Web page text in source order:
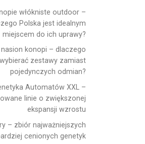
włókniste outdoor –
Polska jest idealnym
miejscem do ich uprawy?
nasion konopi – dlaczego
zestawy zamiast
pojedynczych odmian?
Automatów XXL –
linie o zwiększonej
ekspansji wzrostu
– zbiór najważniejszych
cenionych genetyk